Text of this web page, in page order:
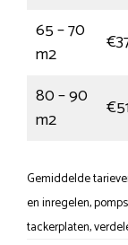
65 – 70
m2
80 – 90
m2
Gemiddelde
en inregelen,
tackerplaten,